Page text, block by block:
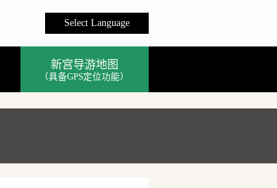
Select Language
新宫导游地图
（具备GPS定位功能）